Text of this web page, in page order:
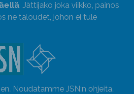
. Jättijako joka viikko, painos
ne taloudet, johon ei tule
Noudatamme JSN:n ohjeita.